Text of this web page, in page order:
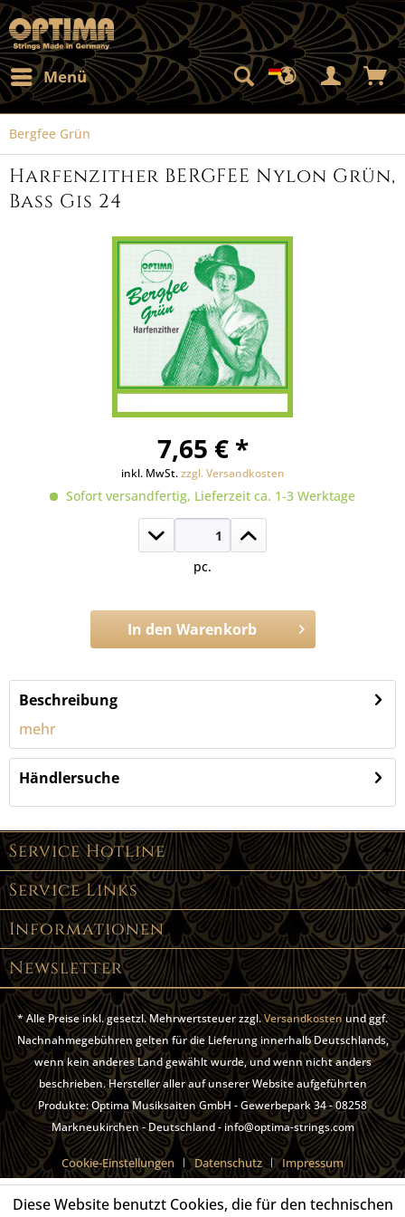
Menü
Bergfee Grün
Harfenzither BERGFEE Nylon Grün,
Bass Gis 24
7,65 € *
inkl. MwSt.zzgl. Versandkosten
Sofort versandfertig, Lieferzeit ca. 1-3 Werktage
pc.
In den Warenkorb
Artikel-Nr.: 1321.24
Beschreibung
mehr
Händlersuche
Service Hotline
Service Links
Informationen
Newsletter
* Alle Preise inkl. gesetzl. Mehrwertsteuer zzgl.Versandkostenund ggf.
Nachnahmegebühren gelten für die Lieferung innerhalb Deutschlands,
wenn kein anderes Land gewählt wurde, und wenn nicht anders
beschrieben. Hersteller aller auf unserer Website aufgeführten
Produkte: Optima Musiksaiten GmbH - Gewerbepark 34 - 08258
Markneukirchen - Deutschland - info@optima-strings.com
Cookie-Einstellungen Datenschutz Impressum
Diese Website benutzt Cookies, die für den technischen